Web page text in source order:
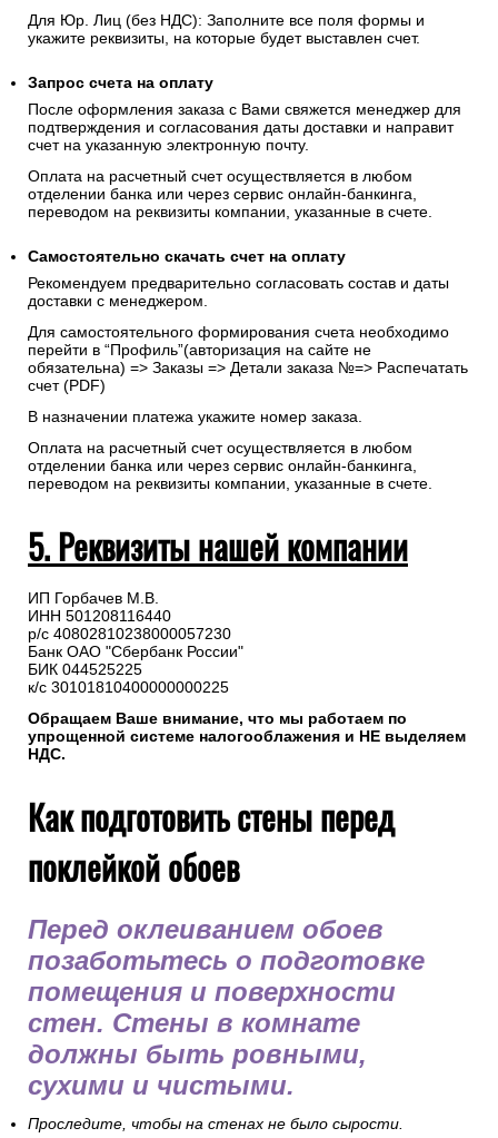
Для Юр. Лиц (без НДС): Заполните все поля формы и
укажите реквизиты, на которые будет выставлен счет.
Запрос счета на оплату
После оформления заказа с Вами свяжется менеджер для
подтверждения и согласования даты доставки и направит
счет на указанную электронную почту.
Оплата на расчетный счет осуществляется в любом
отделении банка или через сервис онлайн-банкинга,
переводом на реквизиты компании, указанные в счете.
Самостоятельно скачать счет на оплату
Рекомендуем предварительно согласовать состав и даты
доставки с менеджером.
Для самостоятельного формирования счета необходимо
перейти в “Профиль”(авторизация на сайте не
обязательна) => Заказы => Детали заказа №=> Распечатать
счет (PDF)
В назначении платежа укажите номер заказа.
Оплата на расчетный счет осуществляется в любом
отделении банка или через сервис онлайн-банкинга,
переводом на реквизиты компании, указанные в счете.
5. Реквизиты нашей компании
ИП Горбачев М.В.
ИНН 501208116440
р/с 40802810238000057230
Банк ОАО "Сбербанк России"
БИК 044525225
к/с 30101810400000000225
Обращаем Ваше внимание, что мы работаем по
упрощенной системе налогооблажения и НЕ выделяем
НДС.
Как подготовить стены перед
поклейкой обоев
Перед оклеиванием обоев
позаботьтесь о подготовке
помещения и поверхности
стен. Стены в комнате
должны быть ровными,
сухими и чистыми.
Проследите, чтобы на стенах не было сырости.